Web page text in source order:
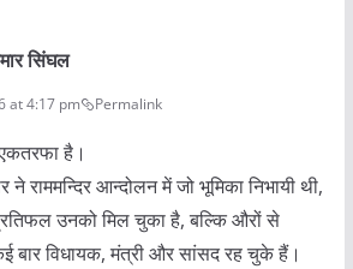
सिंघल
at 4:17 pm Permalink
है।
ने राममन्दिर आन्दोलन में जो भूमिका निभायी थी,
उनको मिल चुका है, बल्कि औरों से
बार विधायक, मंत्री और सांसद रह चुके हैं।